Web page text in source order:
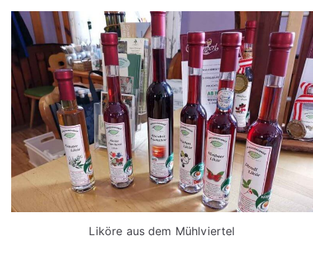
Liköre aus dem Mühlviertel